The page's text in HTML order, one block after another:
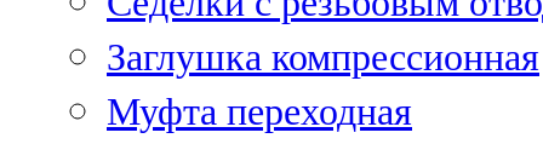
Заглушка компрессионная
Муфта переходная